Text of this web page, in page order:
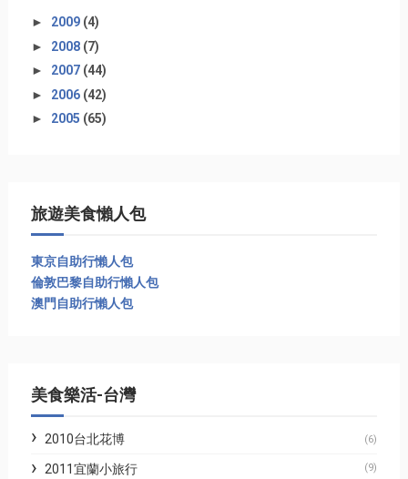
► 2009 (4)
► 2008 (7)
► 2007 (44)
► 2006 (42)
► 2005 (65)
旅遊美食懶人包
東京自助行懶人包
倫敦巴黎自助行懶人包
澳門自助行懶人包
美食樂活-台灣
2010台北花博 (6)
2011宜蘭小旅行 (9)